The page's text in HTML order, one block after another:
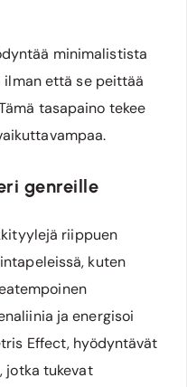
minimalistista
ilman että se peittää
tasapaino tekee
genreille
riippuen
kuten
ja energisoi
Effect, hyödyntävät
jotka tukevat